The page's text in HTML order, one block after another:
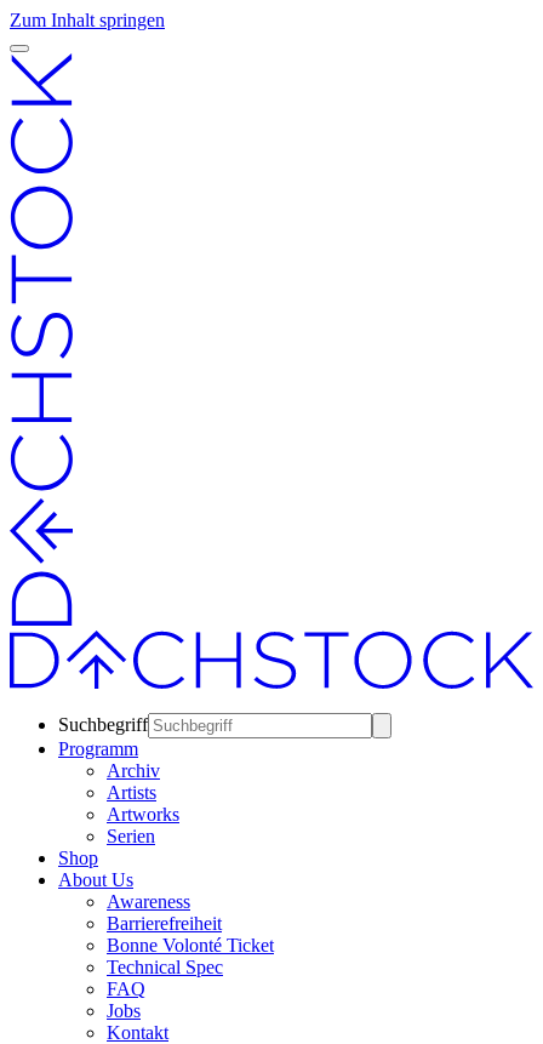
Zum Inhalt springen
Suchbegriff
Programm
Archiv
Artists
Artworks
Serien
Shop
About Us
Awareness
Barrierefreiheit
Bonne Volonté Ticket
Technical Spec
FAQ
Jobs
Kontakt